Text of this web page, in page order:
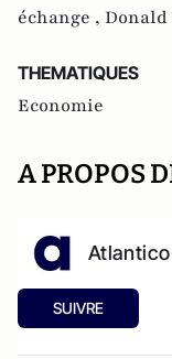
échange , Donald
THEMATIQUES
Economie
A PROPOS
SUIVRE